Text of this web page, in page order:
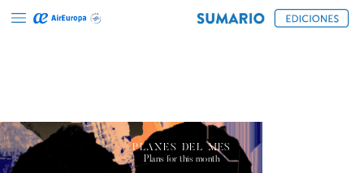
PLANES DEL MES
Plans for this month